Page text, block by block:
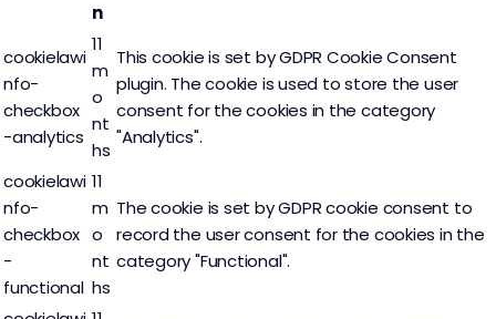
n
cookielawi
nfo-
checkbox
-analytics
11
m
o
nt
hs
This cookie is set by GDPR Cookie Consent
plugin. The cookie is used to store the user
consent for the cookies in the category
"Analytics".
cookielawi
nfo-
checkbox
-
functional
11
m
o
nt
hs
The cookie is set by GDPR cookie consent to
record the user consent for the cookies in the
category "Functional".